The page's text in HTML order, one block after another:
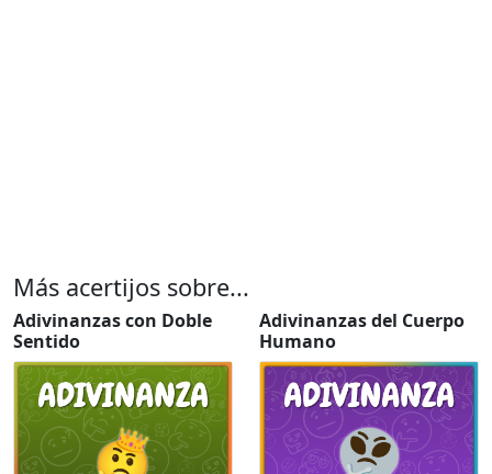
Más acertijos sobre...
Adivinanzas con Doble
Sentido
Adivinanzas del Cuerpo
Humano